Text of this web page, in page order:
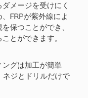
メージを受けにく
FRPが紫外線によ
保つことができ、
とができます。
グは加工が簡単
ネジとドリルだけで